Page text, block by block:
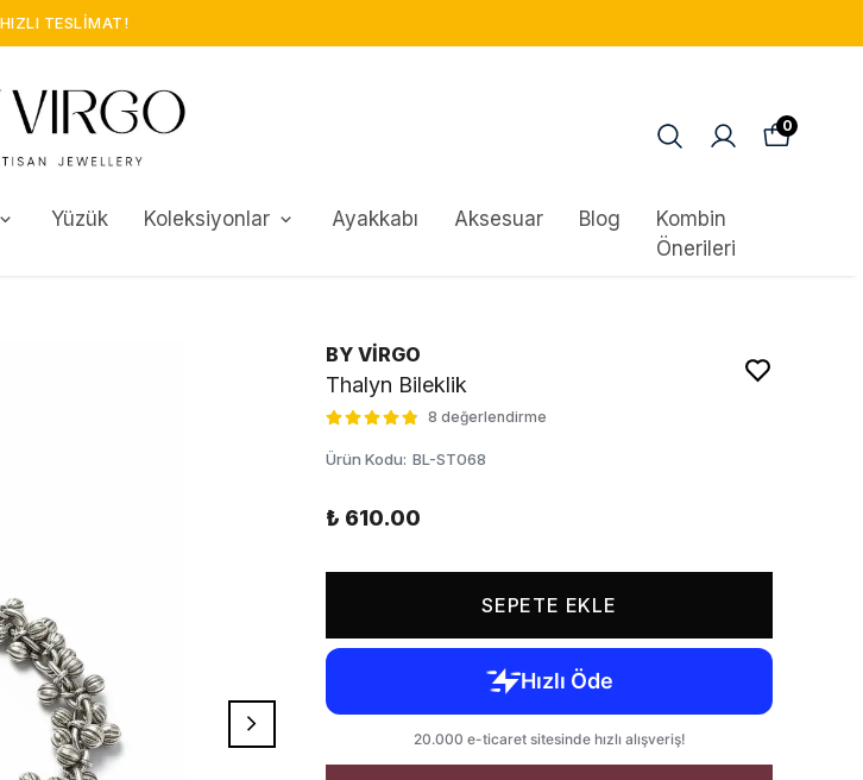
GÜVENLI ALIŞVERIŞ!
Yüzük Koleksiyonlar Ayakkabı Aksesuar Blog
Kombin
Önerileri
0
BY VİRGO
Thalyn Bileklik
8 değerlendirme
Ürün Kodu: BL-ST068
₺ 610.00
SEPETE EKLE